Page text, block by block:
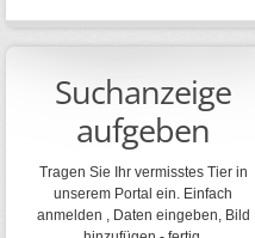
Suchanzeige
aufgeben
Tragen Sie Ihr vermisstes Tier in
unserem Portal ein. Einfach
anmelden , Daten eingeben, Bild